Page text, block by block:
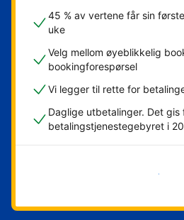
45 % av vertene får sin
uke
Velg mellom øyeblikkelig
bookingforespørsel
Vi legger til rette for
Daglige utbetalinger. Det gis
betalingstjenestegebyret i
Kom i gang nå